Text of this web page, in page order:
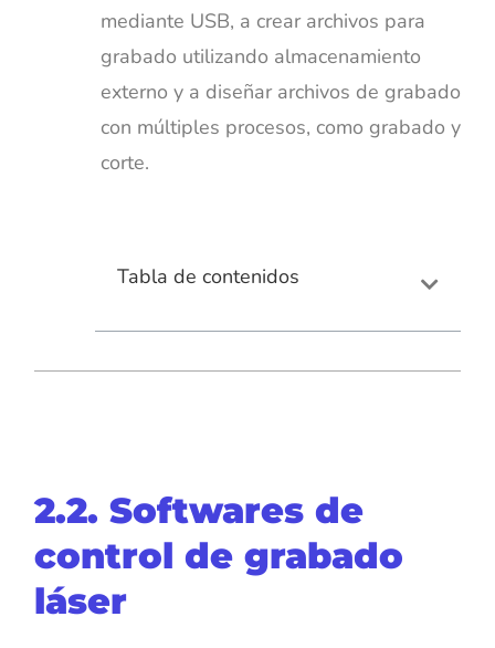
mediante USB, a crear archivos para
grabado utilizando almacenamiento
externo y a diseñar archivos de grabado
con múltiples procesos, como grabado y
corte.
Tabla de contenidos
2.2. Softwares de
control de grabado
láser